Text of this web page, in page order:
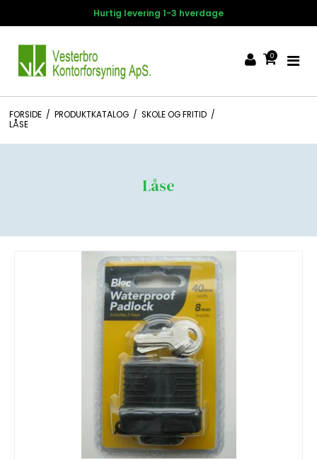
14 dages fortrydelsesret
0
FORSIDE / PRODUKTKATALOG / SKOLE OG FRITID /
LÅSE
Låse